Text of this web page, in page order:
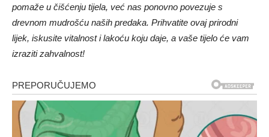
pomaže u čišćenju tijela, već nas ponovno povezuje s
drevnom mudrošću naših predaka. Prihvatite ovaj prirodni
lijek, iskusite vitalnost i lakoću koju daje, a vaše tijelo će vam
izraziti zahvalnost!